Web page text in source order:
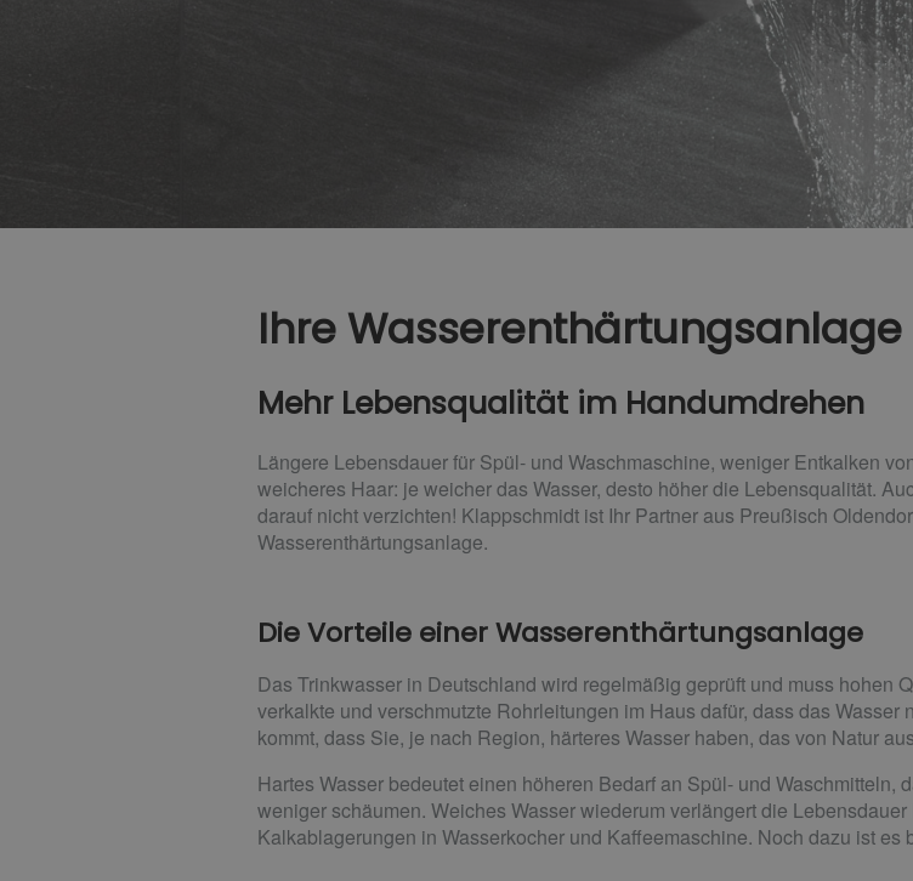
Ihre Wasserenthärtungsanlage
Mehr Lebensqualität im Handumdrehen
Längere Lebensdauer für Spül- und Waschmaschine, weniger Entkalken
weicheres Haar: je weicher das Wasser, desto höher die Lebensqualität.
darauf nicht verzichten! Klappschmidt ist Ihr Partner aus Preußisch
Wasserenthärtungsanlage.
Die Vorteile einer Wasserenthärtungsanlage
Das Trinkwasser in Deutschland wird regelmäßig geprüft und muss hohen
verkalkte und verschmutzte Rohrleitungen im Haus dafür, dass das
kommt, dass Sie, je nach Region, härteres Wasser haben, das von Natur
Hartes Wasser bedeutet einen höheren Bedarf an Spül- und Waschmitteln,
weniger schäumen. Weiches Wasser wiederum verlängert die
Kalkablagerungen in Wasserkocher und Kaffeemaschine. Noch dazu ist es